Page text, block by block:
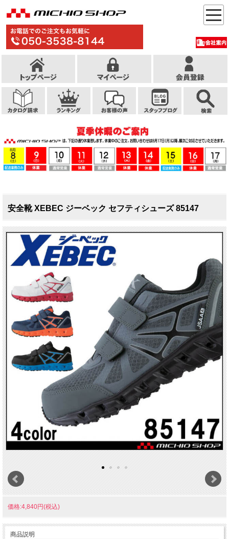
安全靴 XEBEC ジーベック セフティシューズ 85147
価格:4,840円(税込)
商品説明